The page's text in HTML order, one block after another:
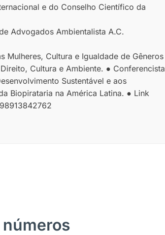
e do Conselho Científico da
Advogados Ambientalista A.C.
Mulheres, Cultura e Igualdade de Gêneros
Cultura e Ambiente. ● Conferencista
Sustentável e aos
Biopirataria na América Latina. ● Link